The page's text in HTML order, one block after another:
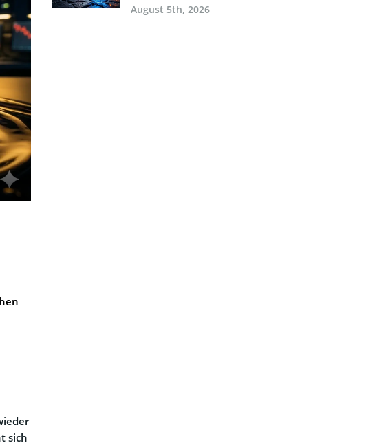
sich
August 5th, 2026